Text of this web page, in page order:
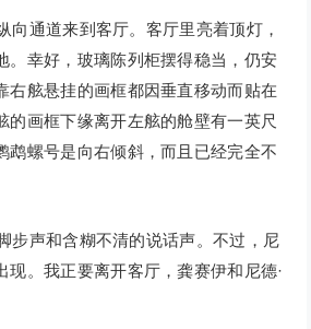
通道来到客厅。客厅里亮着顶灯，
。幸好，玻璃陈列柜摆得稳当，仍安
右舷悬挂的画框都因垂直移动而贴在
的画框下缘离开左舷的舱壁有一英尺
鹉螺号是向右倾斜，而且已经完全不
声和含糊不清的说话声。不过，尼
现。我正要离开客厅，龚赛伊和尼德·